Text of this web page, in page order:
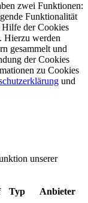
zwei Funktionen:
Funktionalität
Hilfe der Cookies
Hierzu werden
gesammelt und
der Cookies
zu Cookies
und
unserer
Typ Anbieter